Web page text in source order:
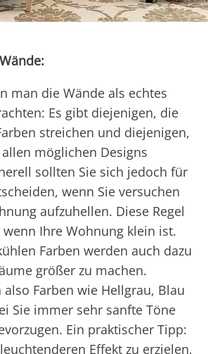
man die Wände als echtes
Es gibt diejenigen, die
streichen und diejenigen,
möglichen Designs
sollten Sie sich jedoch für
wenn Sie versuchen
aufzuhellen. Diese Regel
Ihre Wohnung klein ist.
Farben werden auch dazu
größer zu machen.
also Farben wie Hellgrau, Blau
Sie immer sehr sanfte Töne
Ein praktischer Tipp:
Effekt zu erzielen,